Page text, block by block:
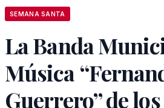
SEMANA SANTA
La Banda
Música
Guerrero” de